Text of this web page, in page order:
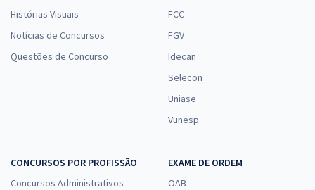
Histórias Visuais
Notícias de Concursos
Questões de Concurso
FCC
FGV
Idecan
Selecon
Uniase
Vunesp
CONCURSOS POR PROFISSÃO
Concursos Administrativos
EXAME DE ORDEM
OAB